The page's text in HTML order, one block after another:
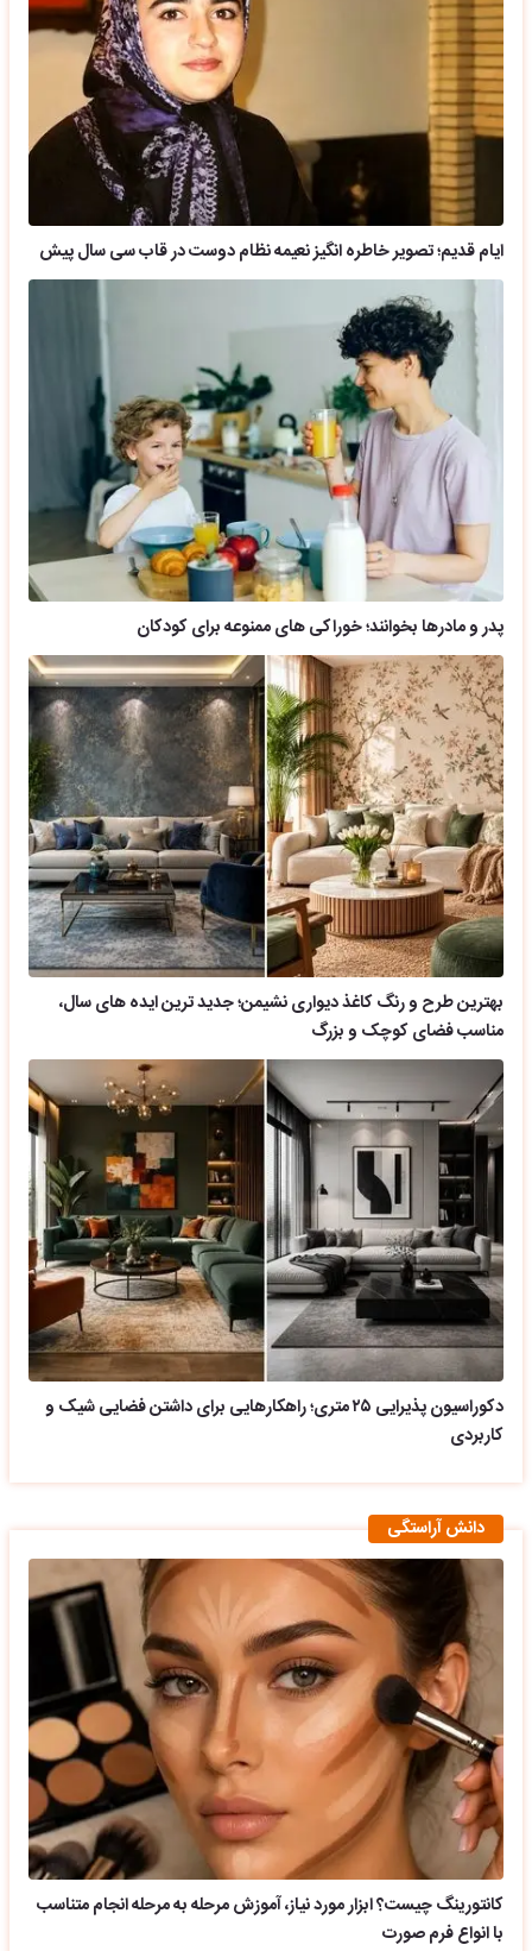
ایام قدیم؛ تصویر خاطره انگیز نعیمه نظام دوست در قاب سی سال پیش
پدر و مادرها بخوانند؛ خوراکی های ممنوعه برای کودکان
بهترین طرح و رنگ کاغذ دیواری نشیمن؛ جدید ترین ایده های سال،
مناسب فضای کوچک و بزرگ
دکوراسیون پذیرایی ۲۵ متری؛ راهکارهایی برای داشتن فضایی شیک و
کاربردی
دانش آراستگی
کانتورینگ چیست؟ ابزار مورد نیاز، آموزش مرحله به مرحله انجام متناسب
با انواع فرم صورت